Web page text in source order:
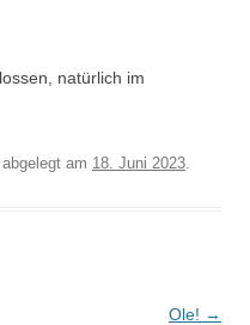
natürlich im
abgelegt am 18. Juni 2023.
Ole! →